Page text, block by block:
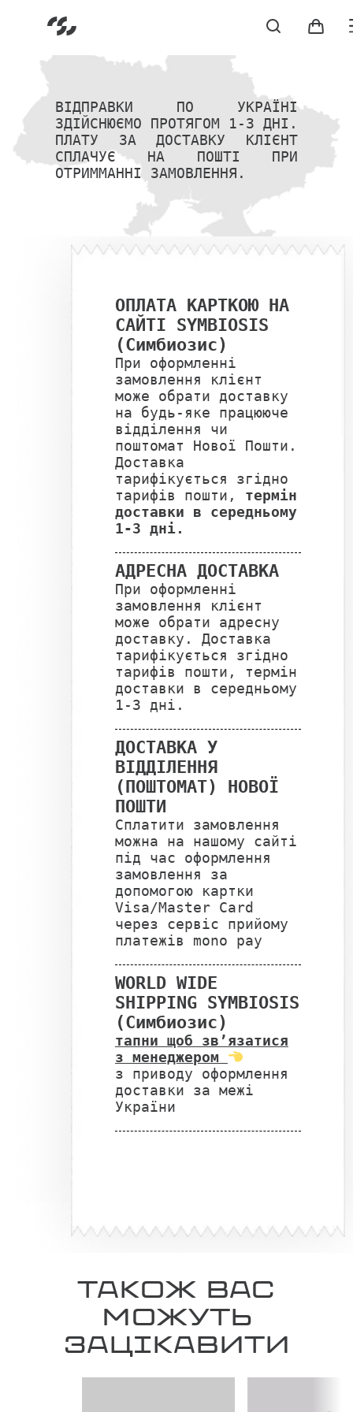
Go to Go
Головна
Доставка симбиосис
ВІДПРАВКИ ПО УКРАЇНІ
ЗДІЙСНЮЄМО ПРОТЯГОМ 1-3 ДНІ.
ПЛАТУ ЗА ДОСТАВКУ КЛІЄНТ
СПЛАЧУЄ НА ПОШТІ ПРИ
ОТРИММАННІ ЗАМОВЛЕННЯ.
Український бренд
ОПЛАТА КАРТКОЮ НА
САЙТІ SYMBIOSIS
(Симбиозис)
При оформленні
замовлення клієнт
може обрати доставку
на будь-яке працююче
відділення чи
поштомат Нової Пошти.
Доставка
тарифікується згідно
тарифів пошти, термін
доставки в середньому
1-3 дні.
АДРЕСНА ДОСТАВКА
При оформленні
замовлення клієнт
може обрати адресну
доставку. Доставка
тарифікується згідно
тарифів пошти, термін
доставки в середньому
1-3 дні.
ДОСТАВКА У
ВІДДІЛЕННЯ
(ПОШТОМАТ) НОВОЇ
ПОШТИ
Сплатити замовлення
можна на нашому сайті
під час оформлення
замовлення за
допомогою картки
Visa/Master Card
через сервіс прийому
платежів mono pay
WORLD WIDE
SHIPPING SYMBIOSIS
(Симбиозис)
тапни щоб звʼязатися
з менеджером
з приводу оформлення
доставки за межі
України
ТАКОЖ ВАС
МОЖУТЬ
ЗАЦІКАВИТИ